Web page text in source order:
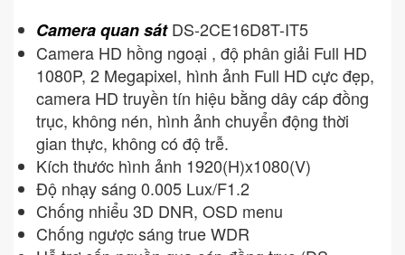
Camera quan sátDS-2CE16D8T-IT5
Camera HD hồng ngoại , độ phân giải Full HD
1080P, 2 Megapixel, hình ảnh Full HD cực đẹp,
camera HD truyền tín hiệu bằng dây cáp đồng
trục, không nén, hình ảnh chuyển động thời
gian thực, không có độ trễ.
Kích thước hình ảnh 1920(H)x1080(V)
Độ nhạy sáng 0.005 Lux/F1.2
Chống nhiểu 3D DNR, OSD menu
Chống ngược sáng true WDR